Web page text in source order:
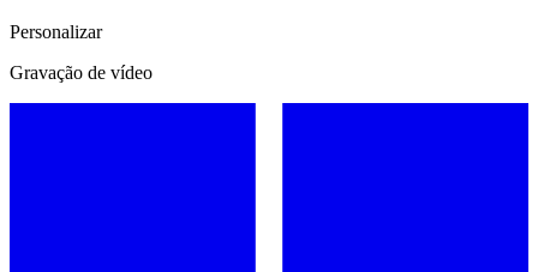
Personalizar
Gravação de vídeo